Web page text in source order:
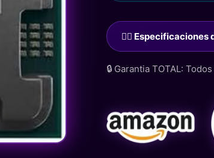
🙋‍♂️ Especificaciones
🔒 Garantia TOTAL: